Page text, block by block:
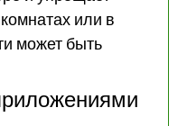
или в
может быть